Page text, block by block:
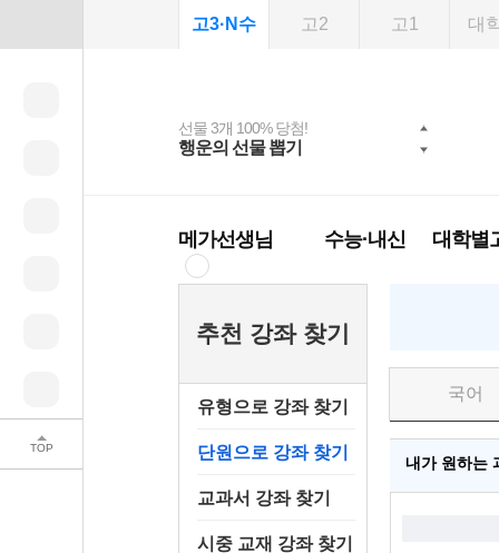
TOP
고3·N수 고2 고1 대
선물 3개 100% 당첨!
행운의 선물 뽑기
선물 100% 증정!
메가스터디 X 올리
여름방학 스터디 캐시
백
2027 러셀 단과
강사 공개선발
스마트러닝앱
설문 EVENT
메가패스
3일 무료 체험권
메가패스 수강생 무료
혜택!
사회공헌 캠페인
희망이룸 메가나눔
메가선생님 수능·내신 대학별
추천 강좌 찾기
유형으로 강좌 찾기
단원으로 강좌 찾기
교과서 강좌 찾기
시중 교재 강좌 찾기
국어
내가 원하는